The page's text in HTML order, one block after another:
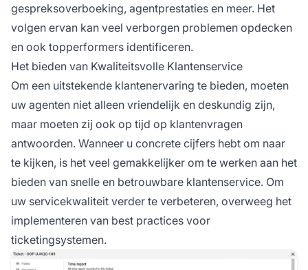
gespreksoverboeking, agentprestaties en meer. Het
volgen ervan kan veel verborgen problemen opdecken
en ook topperformers identificeren.
Het bieden van Kwaliteitsvolle Klantenservice
Om een uitstekende klantenervaring te bieden, moeten
uw agenten niet alleen vriendelijk en deskundig zijn,
maar moeten zij ook op tijd op klantenvragen
antwoorden. Wanneer u concrete cijfers hebt om naar
te kijken, is het veel gemakkelijker om te werken aan het
bieden van snelle en betrouwbare klantenservice. Om
uw servicekwaliteit verder te verbeteren, overweeg het
implementeren van best practices voor
ticketingsystemen.